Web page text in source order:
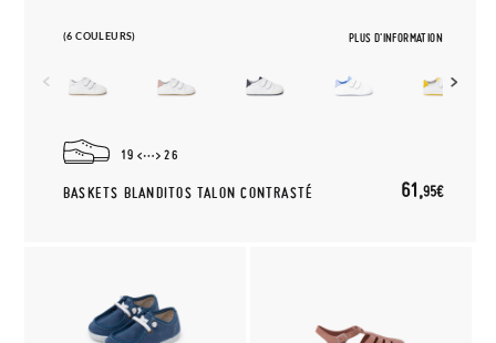
(6 COULEURS) PLUS D'INFORMATION
19 26
BASKETS BLANDITOS TALON CONTRASTÉ 61,95€